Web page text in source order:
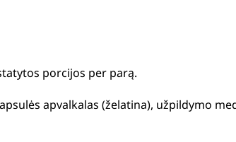
porcijos per parą.
apvalkalas (želatina), užpildymo